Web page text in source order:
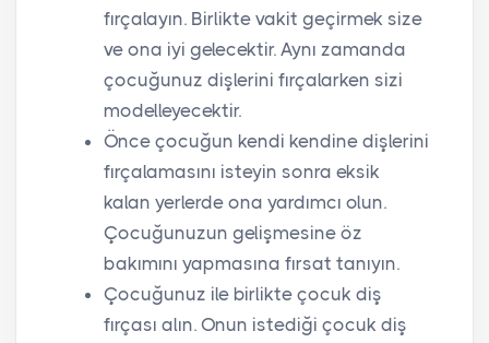
fırçalayın. Birlikte vakit geçirmek size
ve ona iyi gelecektir. Aynı zamanda
çocuğunuz dişlerini fırçalarken sizi
modelleyecektir.
Önce çocuğun kendi kendine dişlerini
fırçalamasını isteyin sonra eksik
kalan yerlerde ona yardımcı olun.
Çocuğunuzun gelişmesine öz
bakımını yapmasına fırsat tanıyın.
Çocuğunuz ile birlikte çocuk diş
fırçası alın. Onun istediği çocuk diş